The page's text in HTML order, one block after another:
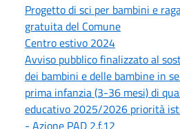
Progetto di sci per bambini e
gratuita del Comune
Centro estivo 2024
Avviso pubblico finalizzato al
dei bambini e delle bambine in
prima infanzia (3-36 mesi) di
educativo 2025/2026 priorità
- Azione PAD 2.f.12